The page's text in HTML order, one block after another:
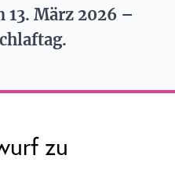
13. März 2026 –
zu